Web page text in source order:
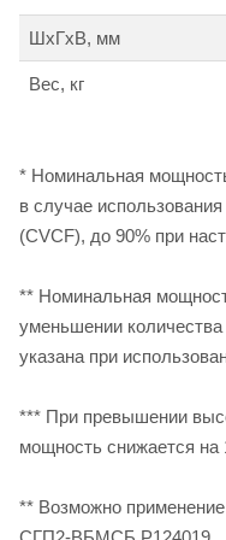
ШхГхВ, мм
Вес, кг
* Номинальная
в случае
(CVCF), до 90% при
** Номинальная
уменьшении
указана при
*** При превышении
мощность снижается
** Возможно